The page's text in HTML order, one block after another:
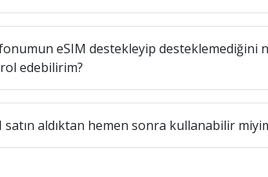
eSIM destekleyip desteklemediğini
edebilirim?
satın aldıktan hemen sonra kullanabilir